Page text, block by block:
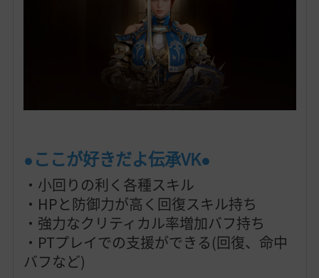
●ここが好きだよ伝承VK●
・小回りの利く各種スキル
・HPと防御力が高く回復スキル持ち
・強力なクリティカル率増加バフ持ち
・PTプレイでの支援ができる(回復、命中
バフなど)